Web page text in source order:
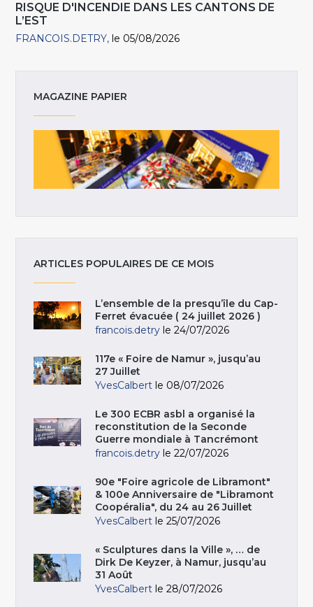
RISQUE D'INCENDIE DANS LES CANTONS DE
L’EST
FRANCOIS.DETRY le 05/08/2026
MAGAZINE PAPIER
ARTICLES POPULAIRES DE CE MOIS
L’ensemble de la presqu’île du Cap-
Ferret évacuée ( 24 juillet 2026 )
francois.detry le 24/07/2026
117e « Foire de Namur », jusqu’au
27 Juillet
YvesCalbert le 08/07/2026
Le 300 ECBR asbl a organisé la
reconstitution de la Seconde
Guerre mondiale à Tancrémont
francois.detry le 22/07/2026
90e "Foire agricole de Libramont"
& 100e Anniversaire de "Libramont
Coopéralia", du 24 au 26 Juillet
YvesCalbert le 25/07/2026
« Sculptures dans la Ville », … de
Dirk De Keyzer, à Namur, jusqu’au
31 Août
YvesCalbert le 28/07/2026